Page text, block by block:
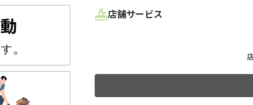
店舗サービス